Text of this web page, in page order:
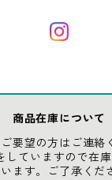
商品在庫について
要望の方はご連絡
していますので在
ます。ご了承くだ